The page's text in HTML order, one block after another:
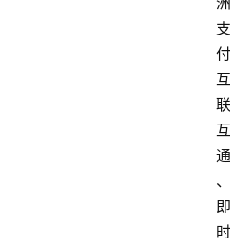
支
付
互
联
互
通
、
即
时